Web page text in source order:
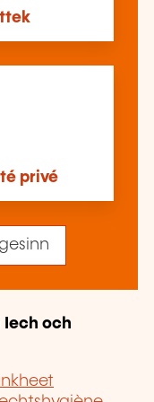
privé
Iech och